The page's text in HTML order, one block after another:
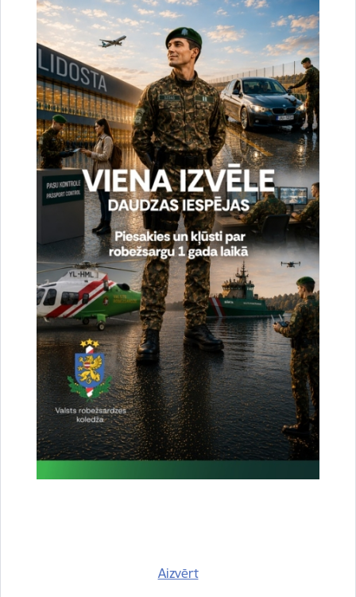
Aizvērt
uzlabotu vietnes darbību un
pakalpojumus)
Reģistrē unikālu ID, kas tiek izmantots
statistisko datu iegūšanai par to, kā
apmeklētājs izmanto vietni.
2 gadi
_gat
Statistikas sīkdatnes (nepieciešamas, lai
uzlabotu vietnes darbību un
pakalpojumus)
Izmanto Google Analytics, lai samazinātu
pieprasījuma līmeni.
1 minūte
_gid
Statistikas sīkdatnes (nepieciešamas, lai
uzlabotu vietnes darbību un
pakalpojumus)